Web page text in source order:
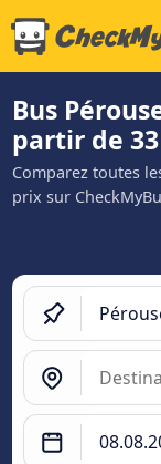
Bus
partir de
Comparez toutes
prix sur